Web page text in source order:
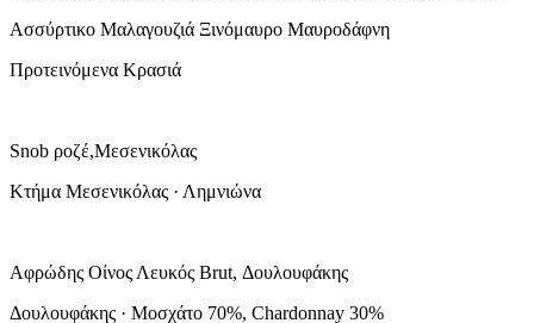
Ασσύρτικο Μαλαγουζιά Ξινόμαυρο Μαυροδάφνη
Προτεινόμενα Κρασιά
Snob ροζέ,Μεσενικόλας
Κτήμα Μεσενικόλας · Λημνιώνα
Αφρώδης Οίνος Λευκός Brut, Δουλουφάκης
Δουλουφάκης · Μοσχάτο 70%, Chardonnay 30%